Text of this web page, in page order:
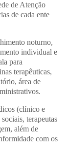
de Atenção
de cada ente
noturno,
individual e
para
terapêuticas,
área de
(clínico e
terapeutas
além de
com os